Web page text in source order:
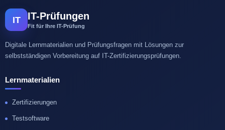
IT IT-Prüfungen
Fit für Ihre IT-Prüfung
Digitale Lernmaterialien und Prüfungsfragen mit Lösungen zur
selbstständigen Vorbereitung auf IT-Zertifizierungsprüfungen.
Lernmaterialien
Zertifizierungen
Testsoftware